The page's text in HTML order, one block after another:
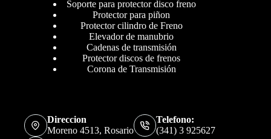
Soporte para protector disco freno
Protector para piñon
Protector cilindro de Freno
Elevador de manubrio
Cadenas de transmisión
Protector discos de frenos
Corona de Transmisión
Direccion
Moreno 4513, Rosario
Telefono:
(341) 3 925627